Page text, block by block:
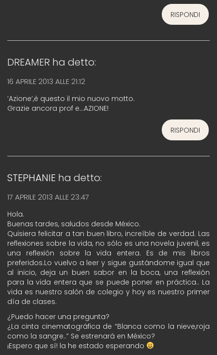
RISPONDI
DREAMER ha detto:
16 APRILE 2013 ALLE 21:12
‘Azione’,è questo il mio nuovo motto.
Grazie ancora prof e…AZIONE!
RISPONDI
STEPHANIE ha detto:
17 APRILE 2013 ALLE 23:47
Hola.
Buenas tardes, saludos desde México.
Quisiera felicitar a tan buen libro, increíble de verdad. Las
reflexiones sobre la vida, no sólo es una novela juvenil, es
una reflexión sobre la vida entera. Es de mis libros
preferidos.Lo vuelvo a leer y sigue gustándome igual que
al inicio, deja un buen sabor en la boca, una reflexión
para la vida entera que se puede poner en práctica.. La
vida es nuestro salón de colegio y hoy es nuestro primer
día de clases.
¿Puedo hacer una pregunta?
¿La cinta cinematográfica de “Blanca como la nieve,roja
como la sangre..” Se estrenará en México?
¡Espero que sí! la he estado esperando